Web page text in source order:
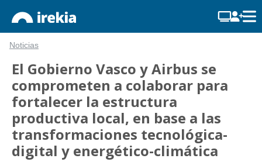
Noticias
El Gobierno Vasco y Airbus se
comprometen a colaborar para
fortalecer la estructura
productiva local, en base a las
transformaciones tecnológica-
digital y energético-climática